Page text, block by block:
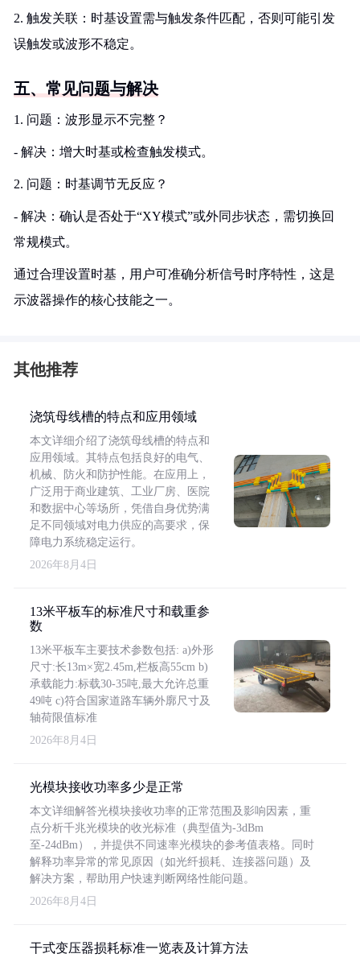
2. 触发关联：时基设置需与触发条件匹配，否则可能引发
误触发或波形不稳定。
五、常见问题与解决
1. 问题：波形显示不完整？
- 解决：增大时基或检查触发模式。
2. 问题：时基调节无反应？
- 解决：确认是否处于“XY模式”或外同步状态，需切换回
常规模式。
通过合理设置时基，用户可准确分析信号时序特性，这是
示波器操作的核心技能之一。
其他推荐
浇筑母线槽的特点和应用领域
本文详细介绍了浇筑母线槽的特点和
应用领域。其特点包括良好的电气、
机械、防火和防护性能。在应用上，
广泛用于商业建筑、工业厂房、医院
和数据中心等场所，凭借自身优势满
足不同领域对电力供应的高要求，保
障电力系统稳定运行。
2026年8月4日
13米平板车的标准尺寸和载重参
数
13米平板车主要技术参数包括: a)外形
尺寸:长13m×宽2.45m,栏板高55cm b)
承载能力:标载30-35吨,最大允许总重
49吨 c)符合国家道路车辆外廓尺寸及
轴荷限值标准
2026年8月4日
光模块接收功率多少是正常
本文详细解答光模块接收功率的正常范围及影响因素，重
点分析千兆光模块的收光标准（典型值为-3dBm
至-24dBm），并提供不同速率光模块的参考值表格。同时
解释功率异常的常见原因（如光纤损耗、连接器问题）及
解决方案，帮助用户快速判断网络性能问题。
2026年8月4日
干式变压器损耗标准一览表及计算方法